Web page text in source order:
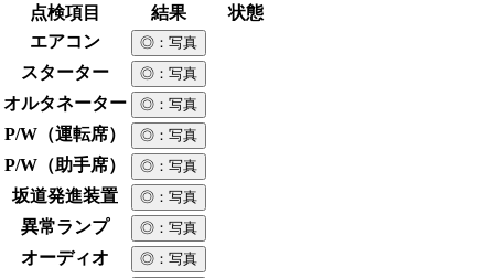
点検項目 結果
状態
エアコン
◎ ：写真
スターター ◎ ：写真
オルタネーター ◎ ：写真
P/W（運転席） ◎ ：写真
P/W（助手席） ◎ ：写真
坂道発進装置 ◎ ：写真
異常ランプ ◎ ：写真
オーディオ ◎ ：写真